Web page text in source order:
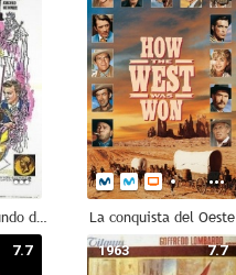
El maravilloso mundo de los hermanos Grimm La conquista del Oeste
7.7 7.7
1963